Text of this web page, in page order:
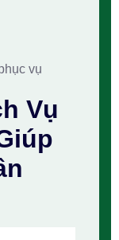
vụ
Vụ